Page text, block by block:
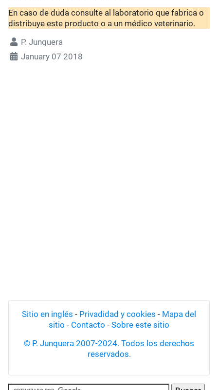
En caso de duda consulte al laboratorio que fabrica o
distribuye este producto o a un médico veterinario.
P. Junquera
January 07 2018
Sitio en inglés - Privadidad y cookies - Mapa del
sitio - Contacto - Sobre este sitio
© P. Junquera 2007-2024. Todos los derechos
reservados.